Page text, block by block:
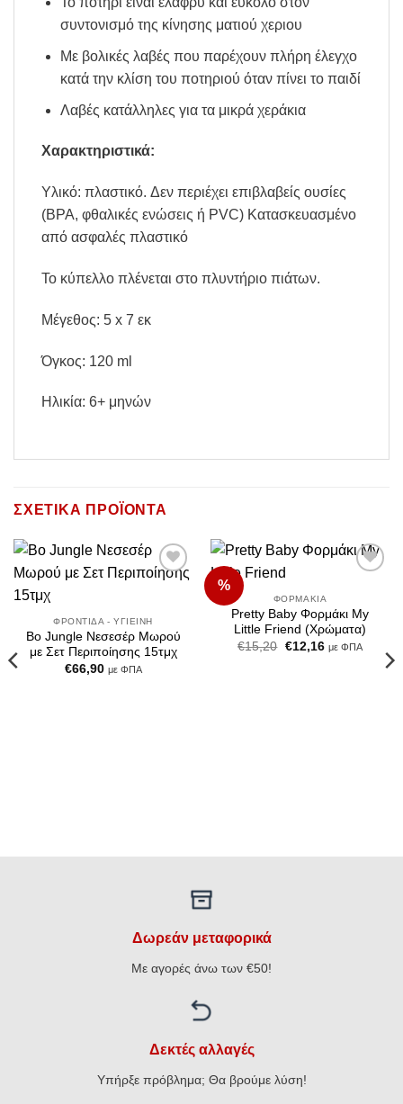
συντονισμό της κίνησης ματιού χεριου
Με βολικές λαβές που παρέχουν πλήρη έλεγχο
κατά την κλίση του ποτηριού όταν πίνει το παιδί
Λαβές κατάλληλες για τα μικρά χεράκια
Χαρακτηριστικά:
Υλικό: πλαστικό. Δεν περιέχει επιβλαβείς ουσίες
(BPA, φθαλικές ενώσεις ή PVC) Κατασκευασμένο
από ασφαλές πλαστικό
Το κύπελλο πλένεται στο πλυντήριο πιάτων.
Μέγεθος: 5 x 7 εκ
Όγκος: 120 ml
Ηλικία: 6+ μηνών
ΣΧΕΤΙΚΆ ΠΡΟΪΌΝΤΑ
ΦΡΟΝΤΊΔΑ - ΥΓΙΕΙΝΉ
Bo Jungle Νεσεσέρ Μωρού
με Σετ Περιποίησης 15τμχ
€66,90 με ΦΠΑ
%
ΦΟΡΜΆΚΙΑ
Pretty Baby Φορμάκι My
Little Friend (Χρώματα)
€15,20 Original
€12,16Ημε ΦΠΑ
Δωρεάν μεταφορικά
Με αγορές άνω των €50!
Δεκτές αλλαγές
Υπήρξε πρόβλημα; Θα βρούμε λύση!